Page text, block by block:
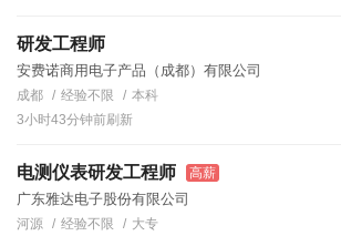
研发工程师
安费诺商用电子产品（成都）有限公司
成都 经验不限
本科
3小时43分钟前刷新
电测仪表研发工程师 高薪
广东雅达电子股份有限公司
河源 经验不限
大专